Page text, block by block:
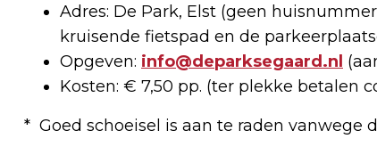
Adres: De Park, Elst (geen
kruisende fietspad en de
Opgeven: info@deparksegaard.nl
Kosten: € 7,50 pp. (ter plekke betalen
* Goed schoeisel is aan te raden vanwege